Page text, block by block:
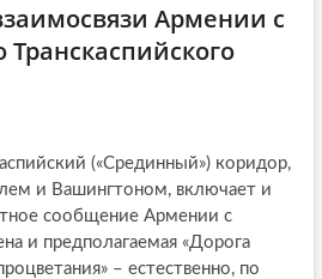
Армении с
Транскаспийского
(«Срединный») коридор,
и Вашингтоном, включает и
сообщение Армении с
и предполагаемая «Дорога
– естественно, по